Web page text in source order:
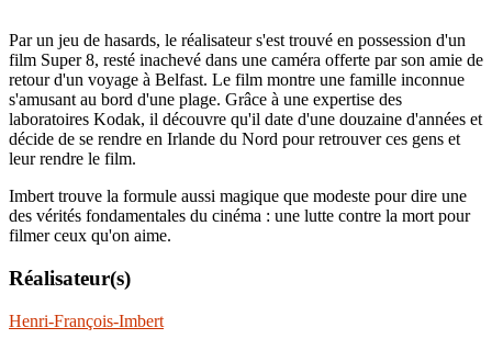
Par un jeu de hasards, le réalisateur s'est trouvé en possession d'un
film Super 8, resté inachevé dans une caméra offerte par son amie de
retour d'un voyage à Belfast. Le film montre une famille inconnue
s'amusant au bord d'une plage. Grâce à une expertise des
laboratoires Kodak, il découvre qu'il date d'une douzaine d'années et
décide de se rendre en Irlande du Nord pour retrouver ces gens et
leur rendre le film.
Imbert trouve la formule aussi magique que modeste pour dire une
des vérités fondamentales du cinéma : une lutte contre la mort pour
filmer ceux qu'on aime.
Réalisateur(s)
Henri-François-Imbert